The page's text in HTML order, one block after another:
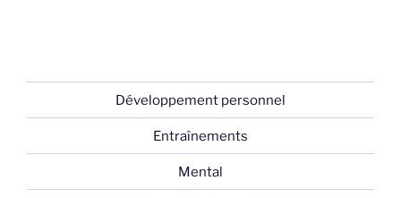
Développement personnel
Entraînements
Mental